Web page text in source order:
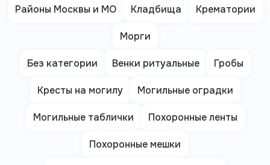
Районы Москвы и МО Кладбища Крематории
Морги
Без категории Венки ритуальные Гробы
Кресты на могилу Могильные оградки
Могильные таблички Похоронные ленты
Похоронные мешки